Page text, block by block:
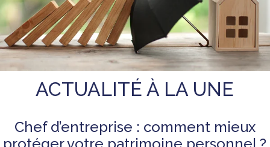
ACTUALITÉ À LA UNE
Chef d’entreprise : comment mieux